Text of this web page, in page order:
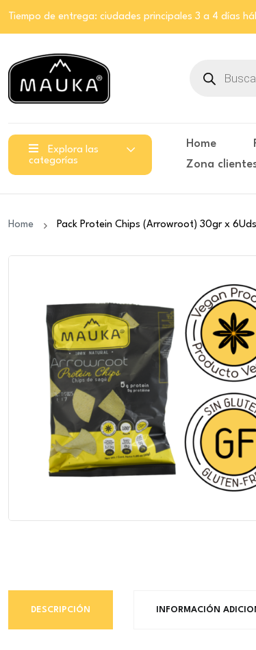
Tiempo de entrega: ciudades principales 3 a 4 días
productos
Explora las
categorías
Home
Zona
Home Pack Protein Chips (Arrowroot) 30gr x 6Uds
DESCRIPCIÓN INFORMACIÓN